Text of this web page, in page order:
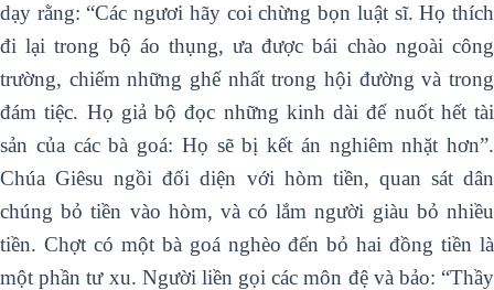
dạy rằng: “Các ngươi hãy coi chừng bọn luật sĩ. Họ thích
đi lại trong bộ áo thụng, ưa được bái chào ngoài công
trường, chiếm những ghế nhất trong hội đường và trong
đám tiệc. Họ giả bộ đọc những kinh dài để nuốt hết tài
sản của các bà goá: Họ sẽ bị kết án nghiêm nhặt hơn”.
Chúa Giêsu ngồi đối diện với hòm tiền, quan sát dân
chúng bỏ tiền vào hòm, và có lắm người giàu bỏ nhiều
tiền. Chợt có một bà goá nghèo đến bỏ hai đồng tiền là
một phần tư xu. Người liền gọi các môn đệ và bảo: “Thầy